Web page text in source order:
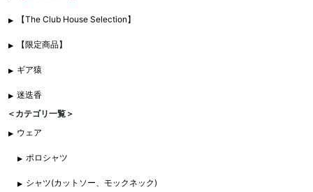
【The Club House Selection】
【限定商品】
ギア猿
迷迭香
＜カテゴリ一覧＞
ウェア
ポロシャツ
シャツ(カットソー、モックネック)